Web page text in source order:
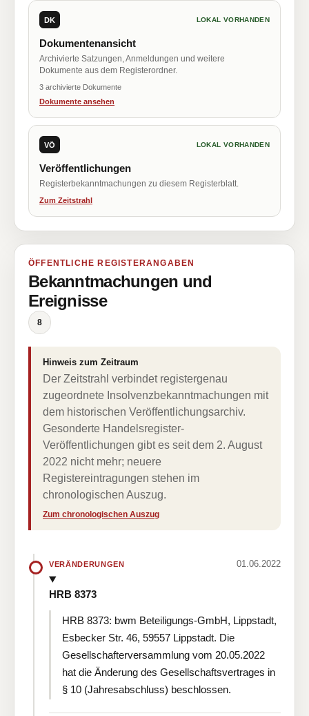
DK LOKAL VORHANDEN
Dokumentenansicht
Archivierte Satzungen, Anmeldungen und weitere
Dokumente aus dem Registerordner.
3 archivierte Dokumente
Dokumente ansehen
VÖ LOKAL VORHANDEN
Veröffentlichungen
Registerbekanntmachungen zu diesem Registerblatt.
Zum Zeitstrahl
ÖFFENTLICHE REGISTERANGABEN
Bekanntmachungen und
Ereignisse
8
Hinweis zum Zeitraum
Der Zeitstrahl verbindet registergenau
zugeordnete Insolvenzbekanntmachungen mit
dem historischen Veröffentlichungsarchiv.
Gesonderte Handelsregister-
Veröffentlichungen gibt es seit dem 2. August
2022 nicht mehr; neuere
Registereintragungen stehen im
chronologischen Auszug.
Zum chronologischen Auszug
VERÄNDERUNGEN 01.06.2022
HRB 8373
HRB 8373: bwm Beteiligungs-GmbH, Lippstadt,
Esbecker Str. 46, 59557 Lippstadt. Die
Gesellschafterversammlung vom 20.05.2022
hat die Änderung des Gesellschaftsvertrages in
§ 10 (Jahresabschluss) beschlossen.